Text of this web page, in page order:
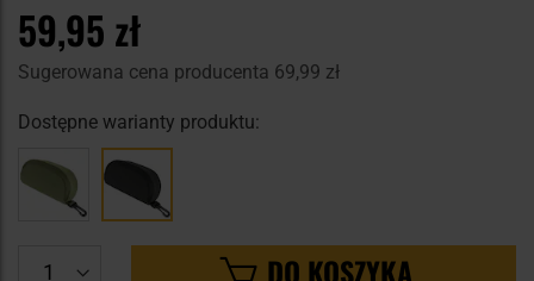
59,95 zł
Sugerowana cena producenta 69,99 zł
Dostępne warianty produktu:
DO KOSZYKA